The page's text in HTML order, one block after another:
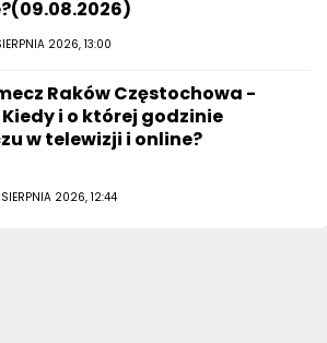
2026, 13:00
Raków Częstochowa -
Kiedy i o której godzinie
w telewizji i online?
2026, 12:44